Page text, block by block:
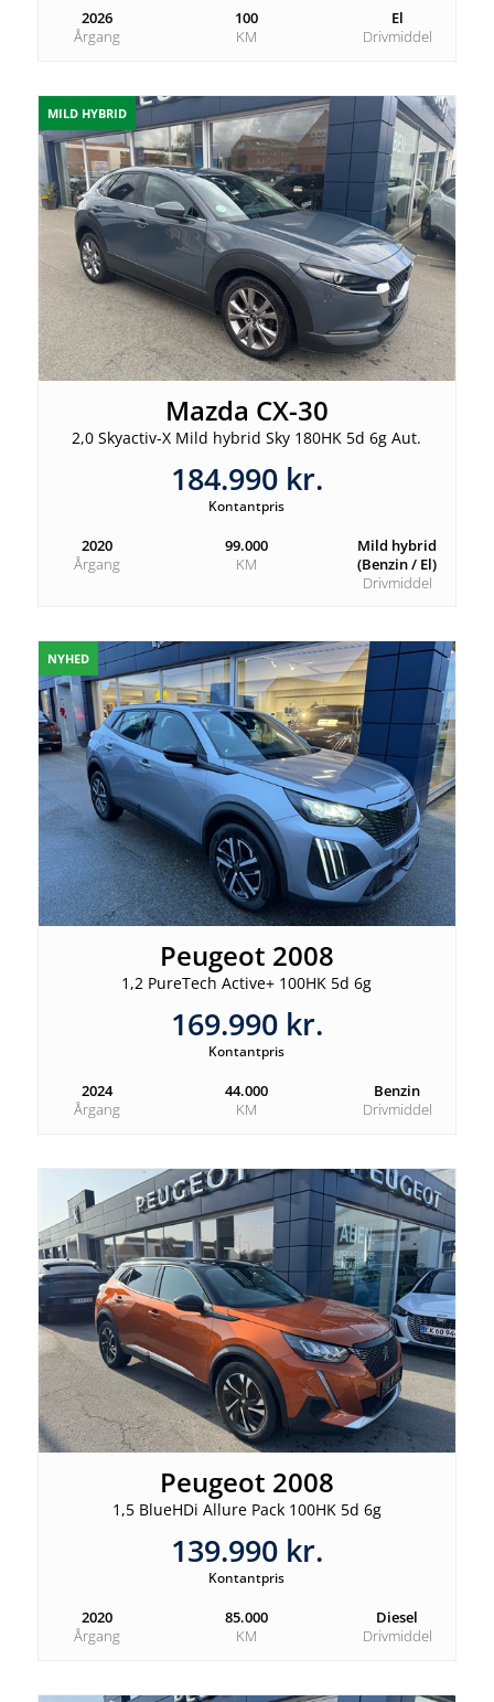
2026
Årgang
100
KM
El
Drivmiddel
MILD HYBRID
Mazda CX-30
2,0 Skyactiv-X Mild hybrid Sky 180HK 5d 6g Aut.
184.990 kr.
Kontantpris
2020
Årgang
99.000
KM
Mild hybrid
(Benzin / El)
Drivmiddel
NYHED
Peugeot 2008
1,2 PureTech Active+ 100HK 5d 6g
169.990 kr.
Kontantpris
2024
Årgang
44.000
KM
Benzin
Drivmiddel
Peugeot 2008
1,5 BlueHDi Allure Pack 100HK 5d 6g
139.990 kr.
Kontantpris
2020
Årgang
85.000
KM
Diesel
Drivmiddel